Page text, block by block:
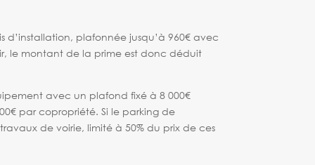
d’installation, plafonnée jusqu’à 960€ avec
le montant de la prime est donc déduit
avec un plafond fixé à 8 000€
par copropriété. Si le parking de
de voirie, limité à 50% du prix de ces